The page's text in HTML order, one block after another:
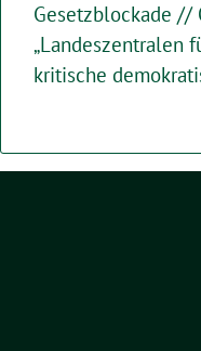
Gesetzblockade //
„Landeszentralen
kritische